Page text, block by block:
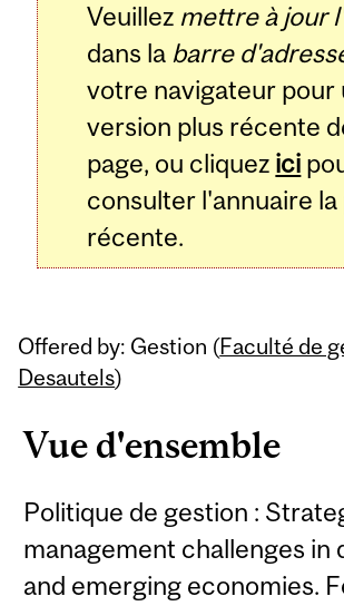
Veuillez mettre à jour
dans la barre
votre navigateur pour
version plus récente
page, ou cliquez ici
consulter l'annuaire la
récente.
Offered by: Gestion (Faculté de
Desautels)
Vue d'ensemble
Politique de gestion :
management challenges in
and emerging economies.